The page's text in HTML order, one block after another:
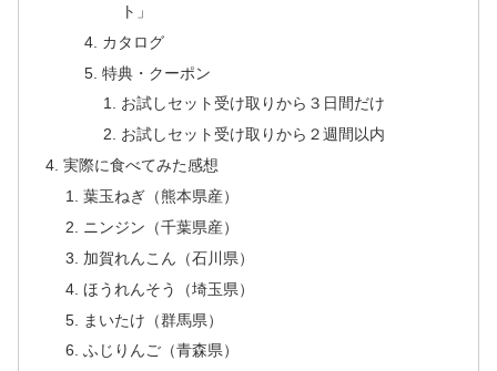
ト」
カタログ
特典・クーポン
お試しセット受け取りから３日間だけ
お試しセット受け取りから２週間以内
実際に食べてみた感想
葉玉ねぎ（熊本県産）
ニンジン（千葉県産）
加賀れんこん（石川県）
ほうれんそう（埼玉県）
まいたけ（群馬県）
ふじりんご（青森県）